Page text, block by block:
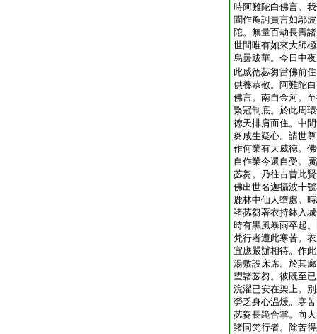
時阿難陀白佛言。
聞作麁訶責言如鄔
陀。無量百劫長壽
世間唯有如來大師
烏曇跋華。今日中
此威徳苾芻當佛前
供養恭敬。阿難陀
佛言。南自金河。
繋冠制底。於此周
徳天排肩而住。中
芻咸生疑心。請世
作何業有大威徳。
自作業今還自受。
苾芻。乃往古昔此
佛出世名迦攝波十
鹿林中仙人墮處。
諸苾芻著衣持鉢入
時有黒風暴雨卒起
梵行者遭此寒苦。
宜應嚴辦相待。作
湯敷設床席。於其
望諸苾芻。彼既至
浣濯已安在架上。
勞乏身心温煖。寒
苾芻長跪合掌。向
諸同梵行者。除苦